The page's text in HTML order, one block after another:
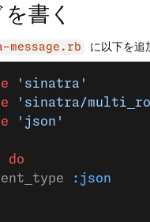
書く
message.rb に以下を追
'sinatra'
'sinatra/
'json'
do
:json